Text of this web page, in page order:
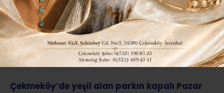
Giriş: 19-06-2022 16:49 535 Genel
ABONE OL
Çekmeköy’de yeşil alan parkın kapalı Pazar